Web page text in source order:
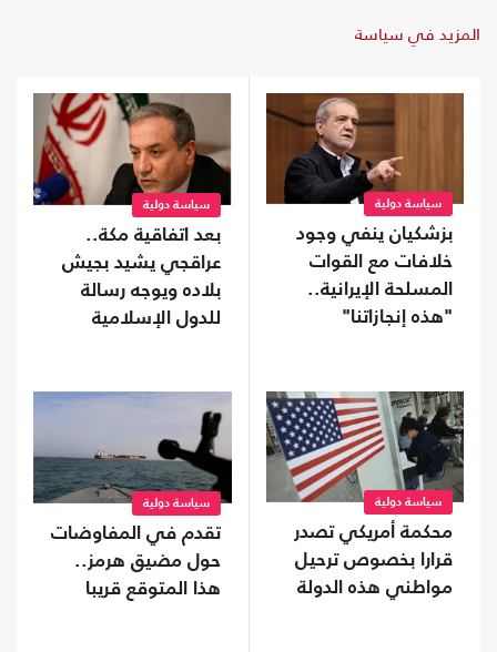
المزيد في سياسة
سياسة دولية
بزشكيان ينفي وجود
خلافات مع القوات
المسلحة الإيرانية..
"هذه إنجازاتنا"
سياسة دولية
بعد اتفاقية مكة..
عراقجي يشيد بجيش
بلاده ويوجه رسالة
للدول الإسلامية
سياسة دولية
محكمة أمريكي تصدر
قرارا بخصوص ترحيل
مواطني هذه الدولة
سياسة دولية
تقدم في المفاوضات
حول مضيق هرمز..
هذا المتوقع قريبا